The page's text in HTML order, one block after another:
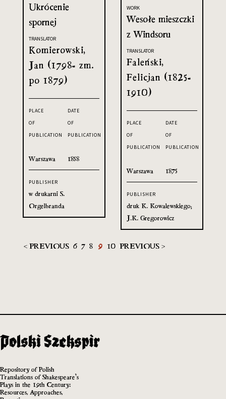
Ukrócenie
spornej
TRANSLATOR
Komierowski,
Jan (1798- zm.
po 1879)
PLACE
OF
PUBLICATION
Warszawa
DATE
OF
PUBLICATION
1858
PUBLISHER
w drukarni S.
Orgelbranda
WORK
Wesołe mieszczki
z Windsoru
TRANSLATOR
Faleński,
Felicjan (1825-
1910)
PLACE
OF
PUBLICATION
Warszawa
DATE
OF
PUBLICATION
1875
PUBLISHER
druk K. Kowalewskiego;
J.K. Gregorowicz
< PREVIOUS 6 7 8 9 10 PREVIOUS >
Repository of Polish
Translations of Shakespeare’s
Plays in the 19th Century:
Resources, Approaches,